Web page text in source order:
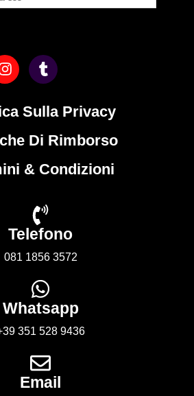
Sulla Privacy
Di Rimborso
& Condizioni
Telefono
081 1856 3572
Whatsapp
351 528 9436
Email